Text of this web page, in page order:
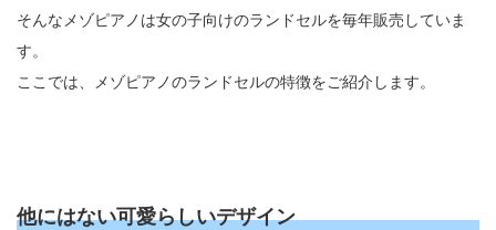
そんなメゾピアノは女の子向けのランドセルを毎年販売していま
す。
ここでは、メゾピアノのランドセルの特徴をご紹介します。
他にはない可愛らしいデザイン